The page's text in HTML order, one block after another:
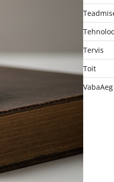
Tervis
Toit
VabaAeg